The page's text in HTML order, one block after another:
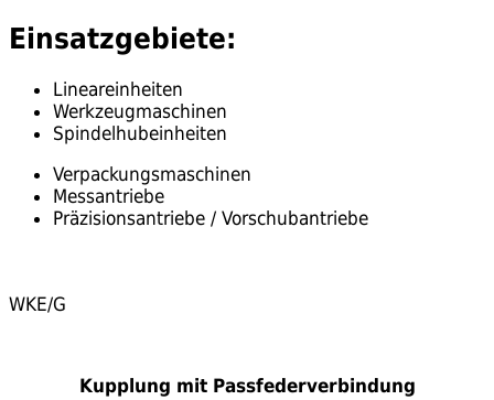
Einsatzgebiete:
Lineareinheiten
Werkzeugmaschinen
Spindelhubeinheiten
Verpackungsmaschinen
Messantriebe
Präzisionsantriebe / Vorschubantriebe
WKE/G
Kupplung mit Passfederverbindung